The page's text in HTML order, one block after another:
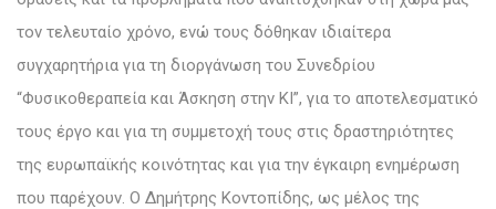
τον τελευταίο χρόνο, ενώ τους δόθηκαν ιδιαίτερα
συγχαρητήρια για τη διοργάνωση του Συνεδρίου
“Φυσικοθεραπεία και Άσκηση στην ΚΙ”, για το αποτελεσματικό
τους έργο και για τη συμμετοχή τους στις δραστηριότητες
της ευρωπαϊκής κοινότητας και για την έγκαιρη ενημέρωση
που παρέχουν. Ο Δημήτρης Κοντοπίδης, ως μέλος της